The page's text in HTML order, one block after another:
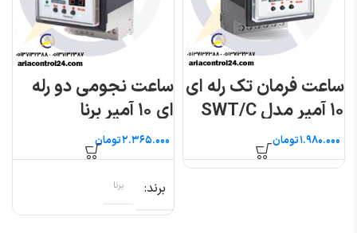
ساعت فرمان تک رله ای
۱۰ آمپر مدل SWT/C
(جهت مدار فرمان) برنا
الکترونیک
تومان
ساعت نجومی دو رله
ای ۱۰ آمپر برنا
الکترونیک
تومان
برند برنا